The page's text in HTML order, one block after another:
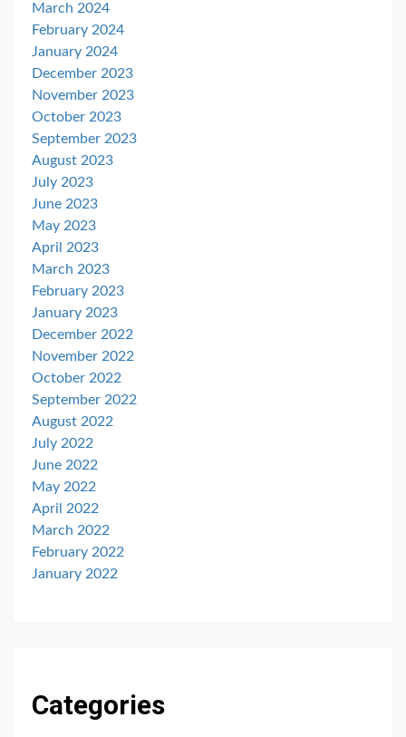
March 2024
February 2024
January 2024
December 2023
November 2023
October 2023
September 2023
August 2023
July 2023
June 2023
May 2023
April 2023
March 2023
February 2023
January 2023
December 2022
November 2022
October 2022
September 2022
August 2022
July 2022
June 2022
May 2022
April 2022
March 2022
February 2022
January 2022
Categories